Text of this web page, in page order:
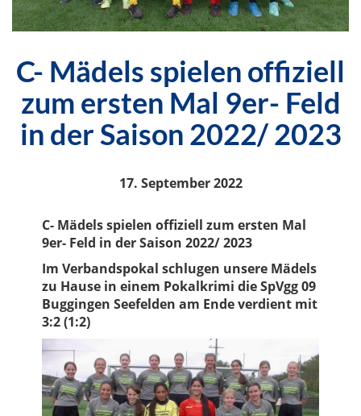
C- Mädels spielen offiziell
zum ersten Mal 9er- Feld
in der Saison 2022/ 2023
17. September 2022
C- Mädels spielen offiziell zum ersten Mal
9er- Feld in der Saison 2022/ 2023
Im Verbandspokal schlugen unsere Mädels
zu Hause in einem Pokalkrimi die SpVgg 09
Buggingen Seefelden am Ende verdient mit
3:2 (1:2)